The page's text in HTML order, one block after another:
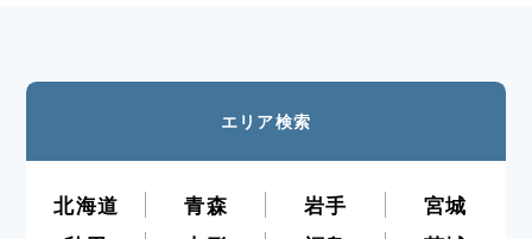
エリア検索
北海道 青森 岩手
宮城